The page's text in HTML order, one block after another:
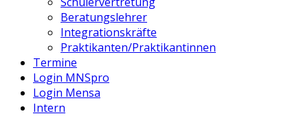
Beratungslehrer
Integrationskräfte
Praktikanten/Praktikantinnen
Termine
Login MNSpro
Login Mensa
Intern